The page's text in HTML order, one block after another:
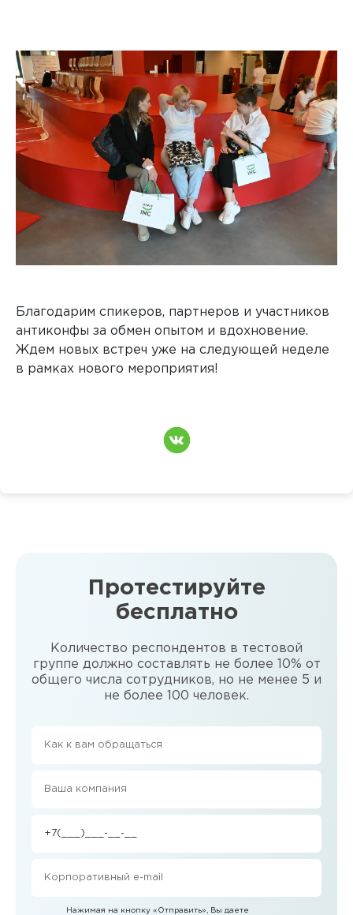
Благодарим спикеров, партнеров и участников
антиконфы за обмен опытом и вдохновение.
Ждем новых встреч уже на следующей неделе
в рамках нового мероприятия!
Протестируйте
бесплатно
Количество респондентов в тестовой
группе должно составлять не более 10% от
общего числа сотрудников, но не менее 5 и
не более 100 человек.
Нажимая на кнопку «Отправить»
, Вы даете